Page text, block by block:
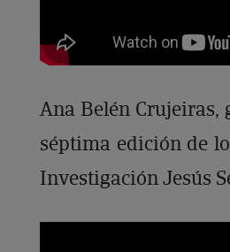
Ana Belén Crujeiras,
séptima edición de
Investigación Jesús